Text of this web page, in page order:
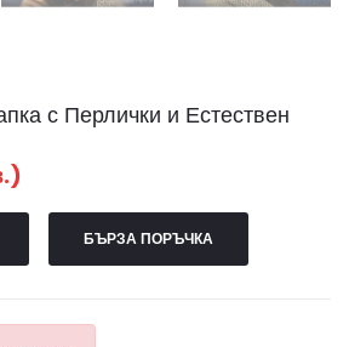
с Перлички и Естествен
БЪРЗА ПОРЪЧКА